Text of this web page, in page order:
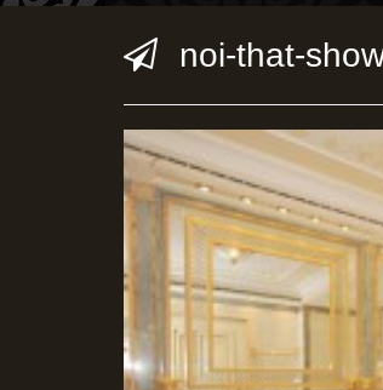
noi-that-